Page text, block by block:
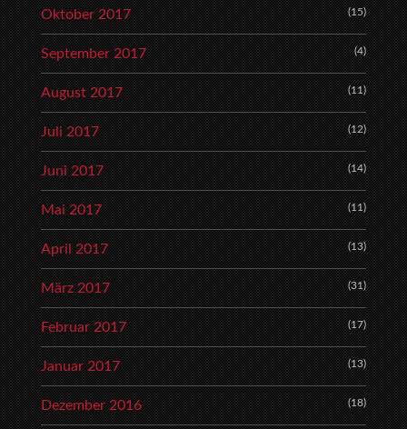
Oktober 2017 (15)
September 2017 (4)
August 2017 (11)
Juli 2017 (12)
Juni 2017 (14)
Mai 2017 (11)
April 2017 (13)
März 2017 (31)
Februar 2017 (17)
Januar 2017 (13)
Dezember 2016 (18)